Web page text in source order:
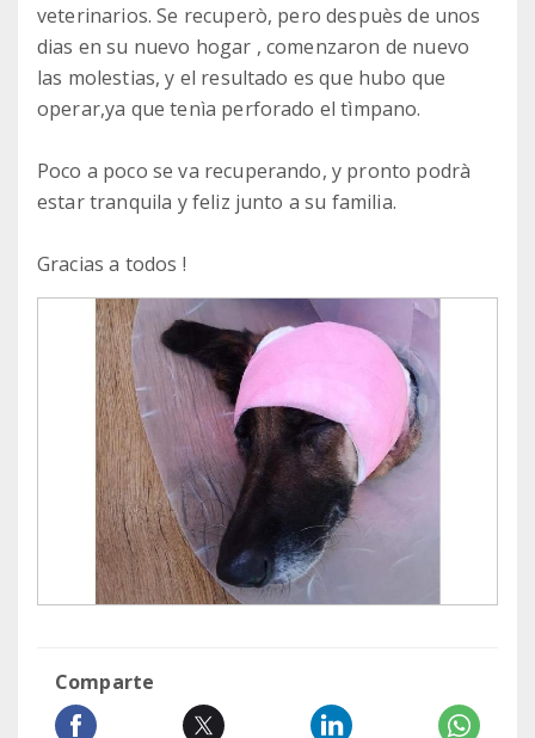
veterinarios. Se recuperò, pero despuès de unos
dias en su nuevo hogar , comenzaron de nuevo
las molestias, y el resultado es que hubo que
operar,ya que tenìa perforado el tìmpano.
Poco a poco se va recuperando, y pronto podrà
estar tranquila y feliz junto a su familia.
Gracias a todos !
Comparte